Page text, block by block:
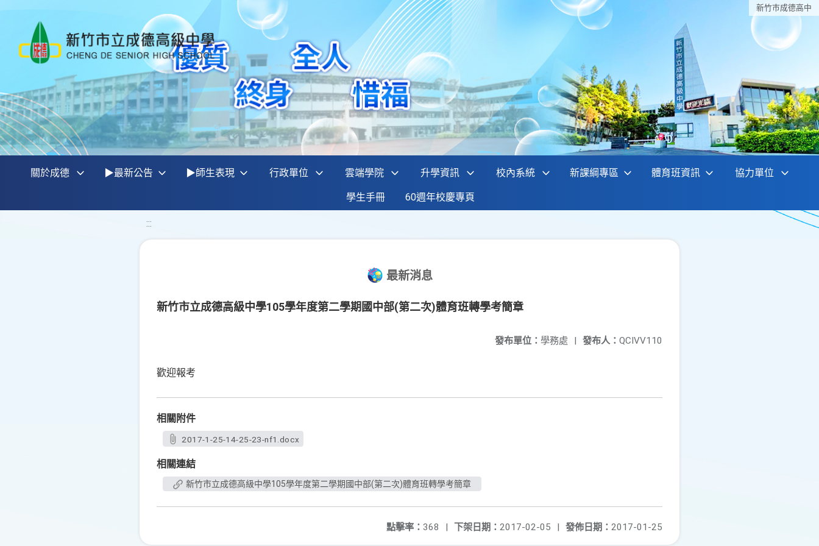
新竹巿成德高中
關於成德 ▶最新公告 ▶師生表現 行政單位 雲端學院 升學資訊 校內系統 新課綱專區 體育班資訊 協力單位
學生手冊 60週年校慶專頁
:::
最新消息
新竹市立成德高級中學105學年度第二學期國中部(第二次)體育班轉學考簡章
發布人： QCIVV110
發布單位： 學務處 |
歡迎報考
相關附件
2017-1-25-14-25-23-nf1.docx
相關連結
新竹市立成德高級中學105學年度第二學期國中部(第二次)體育班轉學考簡章
發佈日期： 2017-01-25
下架日期： 2017-02-05 |
點擊率： 368 |